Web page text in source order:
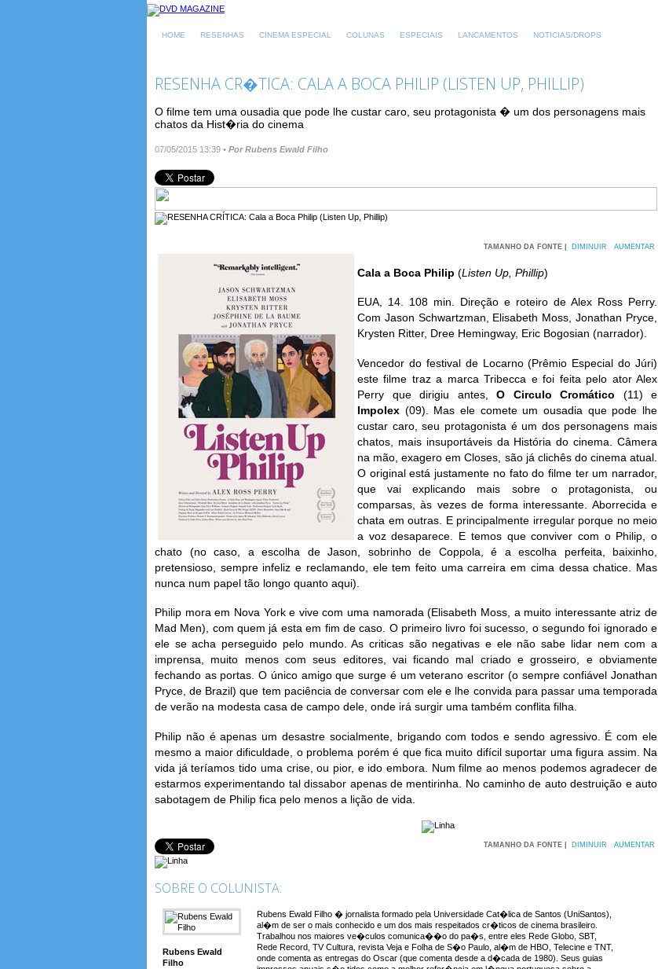
HOME RESENHAS CINEMA ESPECIAL COLUNAS ESPECIAIS LANCAMENTOS NOTICIAS/DROPS
RESENHA CR�TICA: CALA A BOCA PHILIP (LISTEN UP, PHILLIP)
O filme tem uma ousadia que pode lhe custar caro, seu protagonista � um dos personagens mais
chatos da Hist�ria do cinema
07/05/2015 13:39 • Por Rubens Ewald Filho
TAMANHO DA FONTE | DIMINUIR AUMENTAR
Cala a Boca Philip (Listen Up, Phillip)
EUA, 14. 108 min. Direção e roteiro de Alex Ross Perry.
Com Jason Schwartzman, Elisabeth Moss, Jonathan Pryce,
Krysten Ritter, Dree Hemingway, Eric Bogosian (narrador).
Vencedor do festival de Locarno (Prêmio Especial do Júri)
este filme traz a marca Tribecca e foi feita pelo ator Alex
Perry que dirigiu antes, O Circulo Cromático (11) e
Impolex (09). Mas ele comete um ousadia que pode lhe
custar caro, seu protagonista é um dos personagens mais
chatos, mais insuportáveis da História do cinema. Câmera
na mão, exagero em Closes, são já clichês do cinema atual.
O original está justamente no fato do filme ter um narrador,
que vai explicando mais sobre o protagonista, ou
comparsas, às vezes de forma interessante. Aborrecida e
chata em outras. E principalmente irregular porque no meio
a voz desaparece. E temos que conviver com o Philip, o
chato (no caso, a escolha de Jason, sobrinho de Coppola, é a escolha perfeita, baixinho,
pretensioso, sempre infeliz e reclamando, ele tem feito uma carreira em cima dessa chatice. Mas
nunca num papel tão longo quanto aqui).
Philip mora em Nova York e vive com uma namorada (Elisabeth Moss, a muito interessante atriz de
Mad Men), com quem já esta em fim de caso. O primeiro livro foi sucesso, o segundo foi ignorado e
ele se acha perseguido pelo mundo. As criticas são negativas e ele não sabe lidar nem com a
imprensa, muito menos com seus editores, vai ficando mal criado e grosseiro, e obviamente
fechando as portas. O único amigo que surge é um veterano escritor (o sempre confiável Jonathan
Pryce, de Brazil) que tem paciência de conversar com ele e lhe convida para passar uma temporada
de verão na modesta casa de campo dele, onde irá surgir uma também conflita filha.
Philip não é apenas um desastre socialmente, brigando com todos e sendo agressivo. É com ele
mesmo a maior dificuldade, o problema porém é que fica muito difícil suportar uma figura assim. Na
vida já teríamos tido uma crise, ou pior, e ido embora. Num filme ao menos podemos agradecer de
estarmos experimentando tal dissabor apenas de mentirinha. No caminho de auto destruição e auto
sabotagem de Philip fica pelo menos a lição de vida.
TAMANHO DA FONTE | DIMINUIR AUMENTAR
SOBRE O COLUNISTA:
Rubens Ewald
Filho
Rubens Ewald Filho � jornalista formado pela Universidade Cat�lica de Santos (UniSantos),
al�m de ser o mais conhecido e um dos mais respeitados cr�ticos de cinema brasileiro.
Trabalhou nos maiores ve�culos comunica��o do pa�s, entre eles Rede Globo, SBT,
Rede Record, TV Cultura, revista Veja e Folha de S�o Paulo, al�m de HBO, Telecine e TNT,
onde comenta as entregas do Oscar (que comenta desde a d�cada de 1980). Seus guias